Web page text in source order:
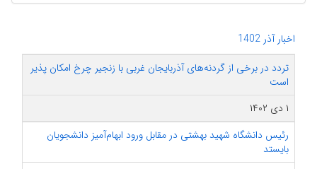
اخبار آذر 1402
تردد در برخی از گردنه‌های آذربایجان غربی با زنجیر چرخ امکان پذیر
است
۱ دی ۱۴۰۲
رئیس دانشگاه شهید بهشتی در مقابل ورود ابهام‌آمیز دانشجویان
بایستد